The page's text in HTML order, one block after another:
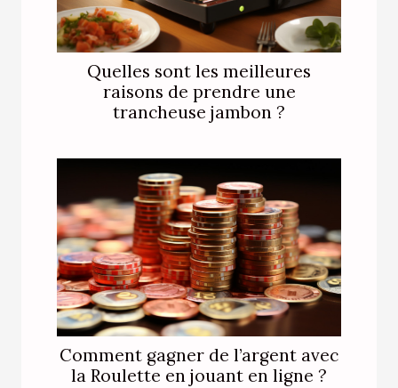
Quelles sont les meilleures
raisons de prendre une
trancheuse jambon ?
Comment gagner de l’argent avec
la Roulette en jouant en ligne ?